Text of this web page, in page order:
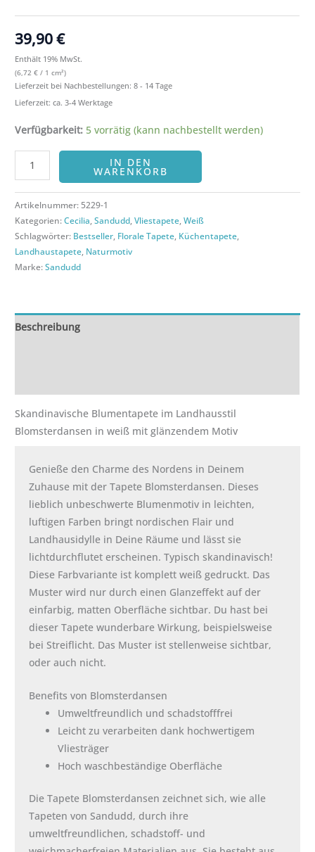
39,90€
Enthält 19% MwSt.
(6,72€ / 1 cm²)
Lieferzeit bei Nachbestellungen: 8 - 14 Tage
Lieferzeit: ca. 3-4 Werktage
Verfügbarkeit: 5 vorrätig (kann nachbestellt werden)
IN DEN
WARENKORB
Artikelnummer: 5229-1
Kategorien:Cecilia,Sandudd,Vliestapete,Weiß
Schlagwörter: Bestseller, Florale Tapete, Küchentapete,
Landhaustapete, Naturmotiv
Marke:Sandudd
Beschreibung
Skandinavische Blumentapete im Landhausstil
Blomsterdansen in weiß mit glänzendem Motiv
Genieße den Charme des Nordens in Deinem
Zuhause mit der Tapete Blomsterdansen. Dieses
lieblich unbeschwerte Blumenmotiv in leichten,
luftigen Farben bringt nordischen Flair und
Landhausidylle in Deine Räume und lässt sie
lichtdurchflutet erscheinen. Typisch skandinavisch!
Diese Farbvariante ist komplett weiß gedruckt. Das
Muster wird nur durch einen Glanzeffekt auf der
einfarbig, matten Oberfläche sichtbar. Du hast bei
dieser Tapete wunderbare Wirkung, beispielsweise
bei Streiflicht. Das Muster ist stellenweise sichtbar,
oder auch nicht.
Benefits von Blomsterdansen
Umweltfreundlich und schadstofffrei
Leicht zu verarbeiten dank hochwertigem
Vliesträger
Hoch waschbeständige Oberfläche
Die Tapete Blomsterdansen zeichnet sich, wie alle
Tapeten von Sandudd, durch ihre
umweltfreundlichen, schadstoff- und